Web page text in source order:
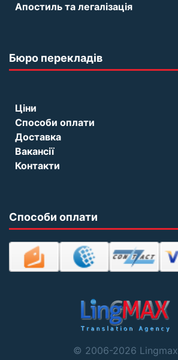
Апостиль та легалізація
Бюро перекладів
Ціни
Способи оплати
Доставка
Вакансії
Контакти
Способи оплати
© 2006-2026 Lingmax